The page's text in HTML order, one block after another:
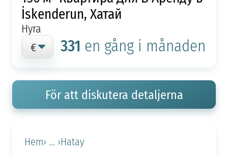
İskenderun, Хатай
Hyra
331 en gång i månaden
För att diskutera detaljerna
Hem› ... ›Hatay